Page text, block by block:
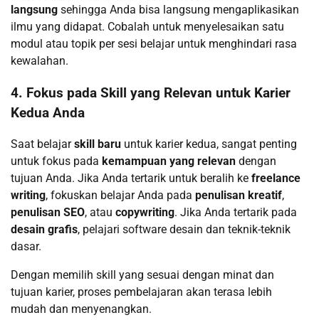
langsung sehingga Anda bisa langsung mengaplikasikan
ilmu yang didapat. Cobalah untuk menyelesaikan satu
modul atau topik per sesi belajar untuk menghindari rasa
kewalahan.
4. Fokus pada Skill yang Relevan untuk Karier
Kedua Anda
Saat belajarskill baru untuk karier kedua, sangat penting
untuk fokus pada kemampuan yang relevan dengan
tujuan Anda. Jika Anda tertarik untuk beralih ke freelance
writing, fokuskan belajar Anda pada penulisan kreatif,
penulisan SEO, atau copywriting. Jika Anda tertarik pada
desain grafis, pelajari software desain dan teknik-teknik
dasar.
Dengan memilih skill yang sesuai dengan minat dan
tujuan karier, proses pembelajaran akan terasa lebih
mudah dan menyenangkan.